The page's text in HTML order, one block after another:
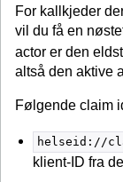
For kallkjeder
vil du få en
actor er den
altså den aktive
Følgende claim
helseid://
klient-ID fra